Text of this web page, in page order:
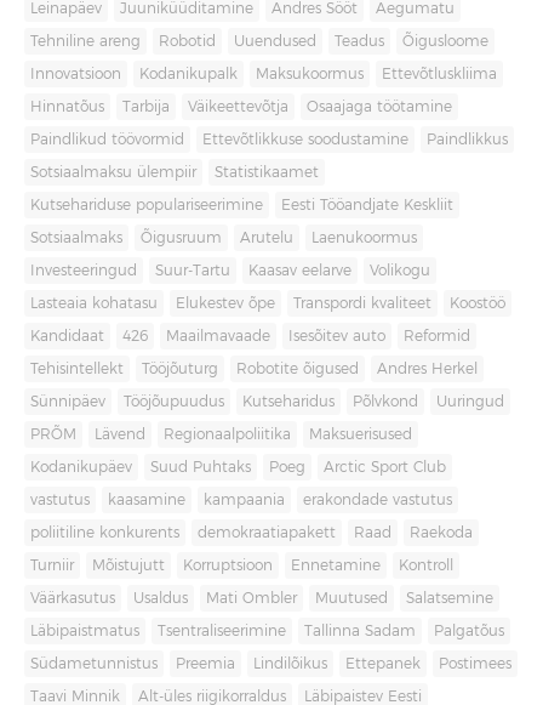
Leinapäev Juuniküüditamine Andres Sööt Aegumatu
Tehniline areng Robotid Uuendused Teadus Õigusloome
Innovatsioon Kodanikupalk Maksukoormus Ettevõtluskliima
Hinnatõus Tarbija Väikeettevõtja Osaajaga töötamine
Paindlikud töövormid Ettevõtlikkuse soodustamine Paindlikkus
Sotsiaalmaksu ülempiir Statistikaamet
Kutsehariduse populariseerimine Eesti Tööandjate Keskliit
Sotsiaalmaks Õigusruum Arutelu Laenukoormus
Investeeringud Suur-Tartu Kaasav eelarve Volikogu
Lasteaia kohatasu Elukestev õpe Transpordi kvaliteet Koostöö
Kandidaat 426 Maailmavaade Isesõitev auto Reformid
Tehisintellekt Tööjõuturg Robotite õigused Andres Herkel
Sünnipäev Tööjõupuudus Kutseharidus Põlvkond Uuringud
PRÕM Lävend Regionaalpoliitika Maksuerisused
Kodanikupäev Suud Puhtaks Poeg Arctic Sport Club
vastutus kaasamine kampaania erakondade vastutus
poliitiline konkurents demokraatiapakett Raad Raekoda
Turniir Mõistujutt Korruptsioon Ennetamine Kontroll
Väärkasutus Usaldus Mati Ombler Muutused Salatsemine
Läbipaistmatus Tsentraliseerimine Tallinna Sadam Palgatõus
Südametunnistus Preemia Lindilõikus Ettepanek Postimees
Taavi Minnik Alt-üles riigikorraldus Läbipaistev Eesti